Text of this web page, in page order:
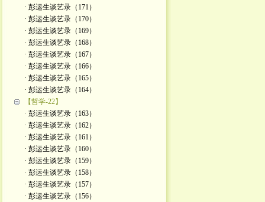
· 彭运生谈艺录（171）
· 彭运生谈艺录（170）
· 彭运生谈艺录（169）
· 彭运生谈艺录（168）
· 彭运生谈艺录（167）
· 彭运生谈艺录（166）
· 彭运生谈艺录（165）
· 彭运生谈艺录（164）
【哲学-22】
· 彭运生谈艺录（163）
· 彭运生谈艺录（162）
· 彭运生谈艺录（161）
· 彭运生谈艺录（160）
· 彭运生谈艺录（159）
· 彭运生谈艺录（158）
· 彭运生谈艺录（157）
· 彭运生谈艺录（156）